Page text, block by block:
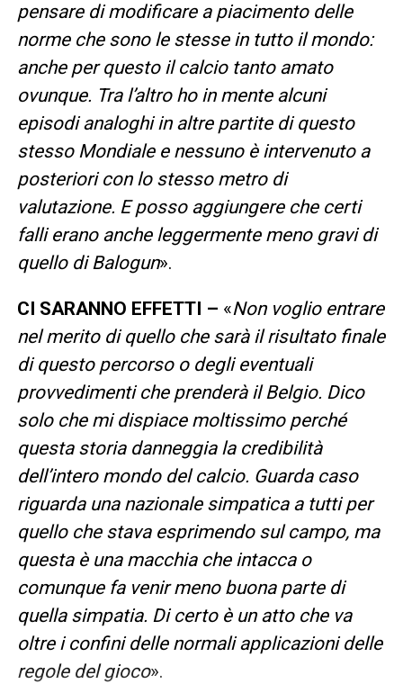
pensare di modificare a piacimento delle
norme che sono le stesse in tutto il mondo:
anche per questo il calcio tanto amato
ovunque. Tra l’altro ho in mente alcuni
episodi analoghi in altre partite di questo
stesso Mondiale e nessuno è intervenuto a
posteriori con lo stesso metro di
valutazione. E posso aggiungere che certi
falli erano anche leggermente meno gravi di
quello di Balogun».
CI SARANNO EFFETTI – «Non voglio entrare
nel merito di quello che sarà il risultato finale
di questo percorso o degli eventuali
provvedimenti che prenderà il Belgio. Dico
solo che mi dispiace moltissimo perché
questa storia danneggia la credibilità
dell’intero mondo del calcio. Guarda caso
riguarda una nazionale simpatica a tutti per
quello che stava esprimendo sul campo, ma
questa è una macchia che intacca o
comunque fa venir meno buona parte di
quella simpatia. Di certo è un atto che va
oltre i confini delle normali applicazioni delle
regole del gioco».